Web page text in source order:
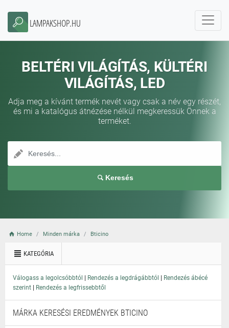
LAMPAKSHOP.HU
BELTÉRI VILÁGÍTÁS, KÜLTÉRI
VILÁGÍTÁS, LED
Adja meg a kívánt termék nevét vagy csak a név egy részét,
és mi a katalógus átnézése nélkül megkeressük Önnek a
terméket.
Keresés
Home Minden márka Bticino
KATEGÓRIA
Válogass a legolcsóbbtól | Rendezés a legdrágábbtól | Rendezés ábécé
szerint | Rendezés a legfrissebbtől
MÁRKA KERESÉSI EREDMÉNYEK BTICINO